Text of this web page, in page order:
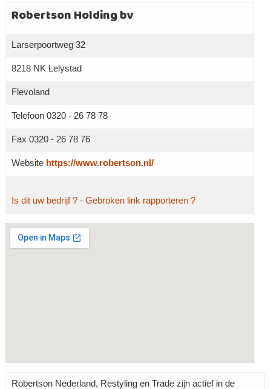
Robertson Holding bv
Larserpoortweg 32
8218 NK Lelystad
Flevoland
Telefoon 0320 - 26 78 78
Fax 0320 - 26 78 76
Website https://www.robertson.nl/
Is dit uw bedrijf ? - Gebroken link rapporteren ?
Grotere kaart weergeven
Robertson Nederland, Restyling en Trade zijn actief in de